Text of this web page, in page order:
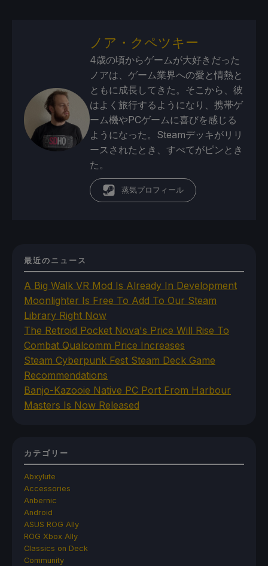
ノア・クペツキー
4歳の頃からゲームが大好きだった
ノアは、ゲーム業界への愛と情熱と
ともに成長してきた。そこから、彼
はよく旅行するようになり、携帯ゲ
ーム機やPCゲームに喜びを感じる
ようになった。Steamデッキがリリ
ースされたとき、すべてがピンとき
た。
蒸気プロフィール
最近のニュース
A Big Walk VR Mod Is Already In Development
Moonlighter Is Free To Add To Our Steam
Library Right Now
The Retroid Pocket Nova's Price Will Rise To
Combat Qualcomm Price Increases
Steam Cyberpunk Fest Steam Deck Game
Recommendations
Banjo-Kazooie Native PC Port From Harbour
Masters Is Now Released
カテゴリー
Abxylute
Accessories
Anbernic
Android
ASUS ROG Ally
ROG Xbox Ally
Classics on Deck
Community